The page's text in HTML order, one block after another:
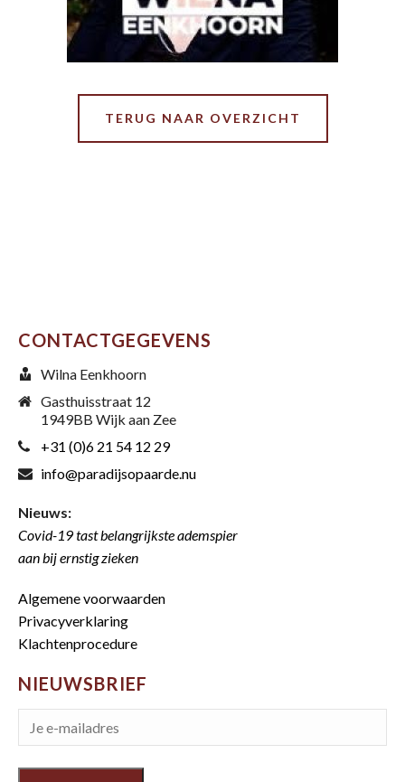
TERUG NAAR OVERZICHT
CONTACTGEGEVENS
Wilna Eenkhoorn
Gasthuisstraat 12
1949BB Wijk aan Zee
+31 (0)6 21 54 12 29
info@paradijsopaarde.nu
Nieuws:
Covid-19 tast belangrijkste ademspier
aan bij ernstig zieken
Algemene voorwaarden
Privacyverklaring
Klachtenprocedure
NIEUWSBRIEF